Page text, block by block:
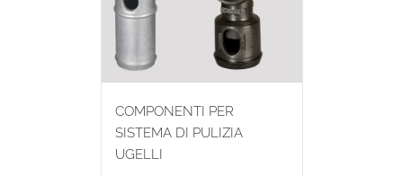
COMPONENTI PER
SISTEMA DI PULIZIA
UGELLI